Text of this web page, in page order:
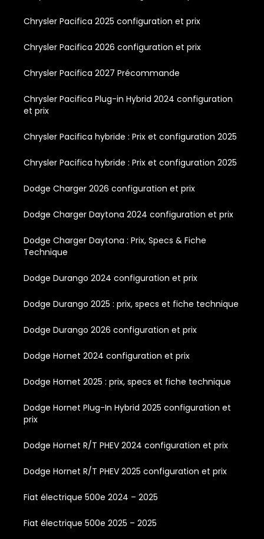
Chrysler Pacifica 2025 configuration et prix
Chrysler Pacifica 2026 configuration et prix
Chrysler Pacifica 2027 Précommande
Chrysler Pacifica Plug-in Hybrid 2024 configuration
et prix
Chrysler Pacifica hybride : Prix et configuration 2025
Chrysler Pacifica hybride : Prix et configuration 2025
Dodge Charger 2026 configuration et prix
Dodge Charger Daytona 2024 configuration et prix
Dodge Charger Daytona : Prix, Specs & Fiche
Technique
Dodge Durango 2024 configuration et prix
Dodge Durango 2025 : prix, specs et fiche technique
Dodge Durango 2026 configuration et prix
Dodge Hornet 2024 configuration et prix
Dodge Hornet 2025 : prix, specs et fiche technique
Dodge Hornet Plug-In Hybrid 2025 configuration et
prix
Dodge Hornet R/T PHEV 2024 configuration et prix
Dodge Hornet R/T PHEV 2025 configuration et prix
Fiat électrique 500e 2024 – 2025
Fiat électrique 500e 2025 – 2025